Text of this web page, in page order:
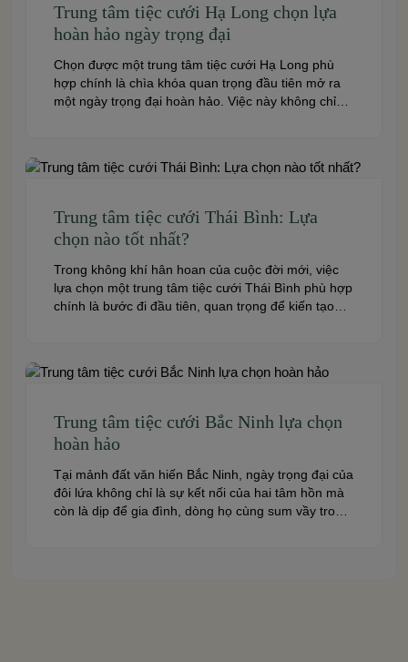
Trung tâm tiệc cưới Hạ Long chọn lựa
hoàn hảo ngày trọng đại
Chọn được một trung tâm tiệc cưới Hạ Long phù
hợp chính là chìa khóa quan trọng đầu tiên mở ra
một ngày trọng đại hoàn hảo. Việc này không chỉ
Trung tâm tiệc cưới Thái Bình: Lựa
chọn nào tốt nhất?
Trong không khí hân hoan của cuộc đời mới, việc
lựa chọn một trung tâm tiệc cưới Thái Bình phù hợp
chính là bước đi đầu tiên, quan trọng để kiến tạo
Trung tâm tiệc cưới Bắc Ninh lựa chọn
hoàn hảo
Tại mảnh đất văn hiến Bắc Ninh, ngày trọng đại của
đôi lứa không chỉ là sự kết nối của hai tâm hồn mà
còn là dịp để gia đình, dòng họ cùng sum vầy trong